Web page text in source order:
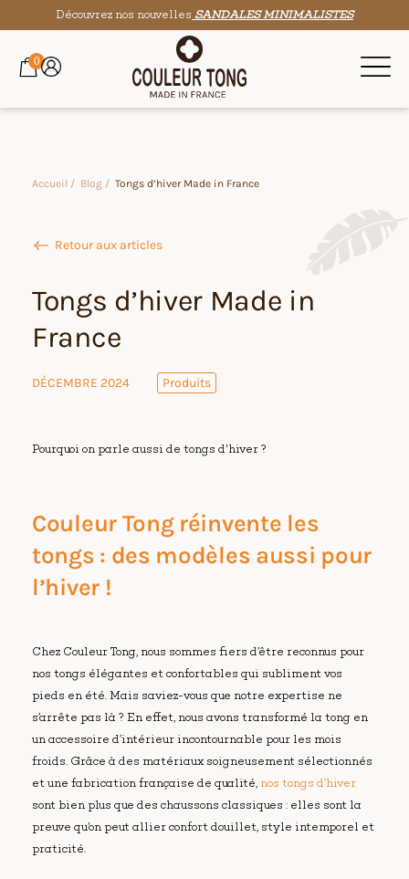
Découvrez nos nouvelles SANDALES MINIMALISTES
0
Accueil / Blog / Tongs d’hiver Made in France
Retour aux articles
Tongs d’hiver Made in
France
DÉCEMBRE 2024 Produits
Pourquoi on parle aussi de tongs d'hiver ?
Couleur Tong réinvente les
tongs : des modèles aussi pour
l’hiver !
Chez Couleur Tong, nous sommes fiers d’être reconnus pour
nos tongs élégantes et confortables qui subliment vos
pieds en été. Mais saviez-vous que notre expertise ne
s’arrête pas là ? En effet, nous avons transformé la tong en
un accessoire d’intérieur incontournable pour les mois
froids. Grâce à des matériaux soigneusement sélectionnés
et une fabrication française de qualité, nos tongs d’hiver
sont bien plus que des chaussons classiques : elles sont la
preuve qu’on peut allier confort douillet, style intemporel et
praticité.